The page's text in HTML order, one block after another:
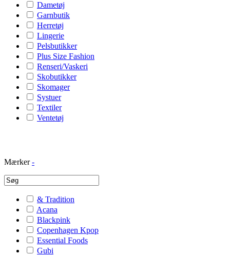
Dametøj
Garnbutik
Herretøj
Lingerie
Pelsbutikker
Plus Size Fashion
Renseri/Vaskeri
Skobutikker
Skomager
Systuer
Textiler
Ventetøj
Mærker -
& Tradition
Acana
Blackpink
Copenhagen Kpop
Essential Foods
Gubi